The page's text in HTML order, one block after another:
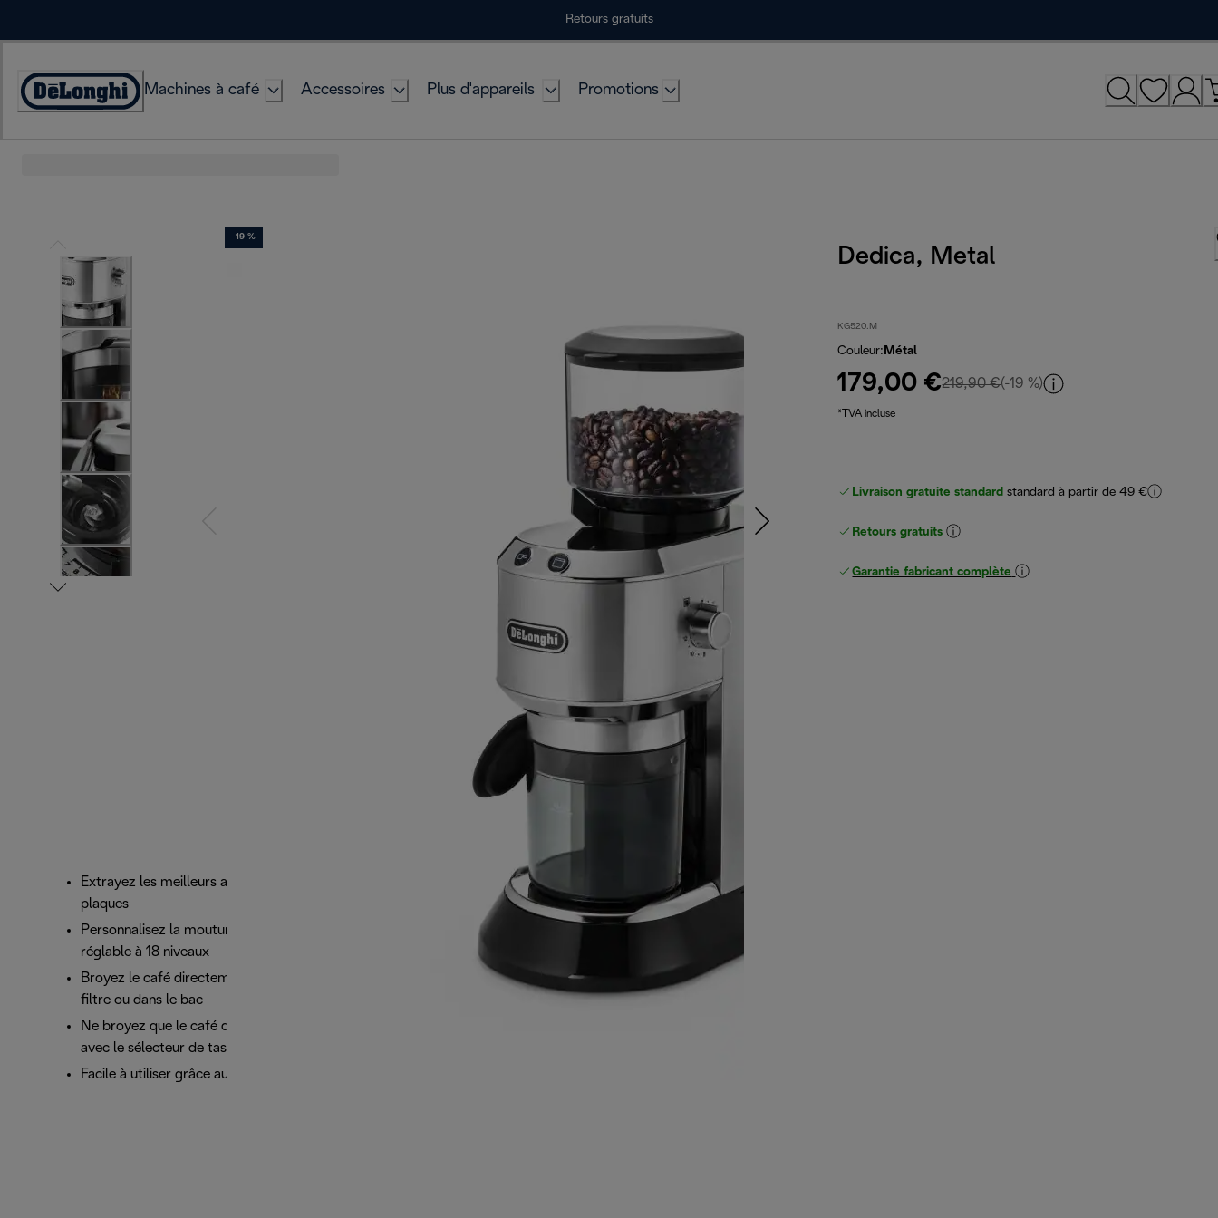
Retours gratuits
Déclaration
Machines à café Accessoires Plus d'appareils Promotions
-19 %
Dedica, Metal
KG520.M
Couleur: Métal
179,00 €219,90 €prix original 219,90 €
(-19 %)
*TVA incluse
Livraison gratuite standard standard à partir de 49 €
Retours gratuits
Garantie fabricant complète
Extrayez les meilleurs arômes grâce aux deux
plaques
Personnalisez la mouture grâce au sélecteur
réglable à 18 niveaux
Broyez le café directement dans le support de
filtre ou dans le bac
Ne broyez que le café dont vous avez besoin
avec le sélecteur de tasse
Facile à utiliser grâce aux boutons soft touch